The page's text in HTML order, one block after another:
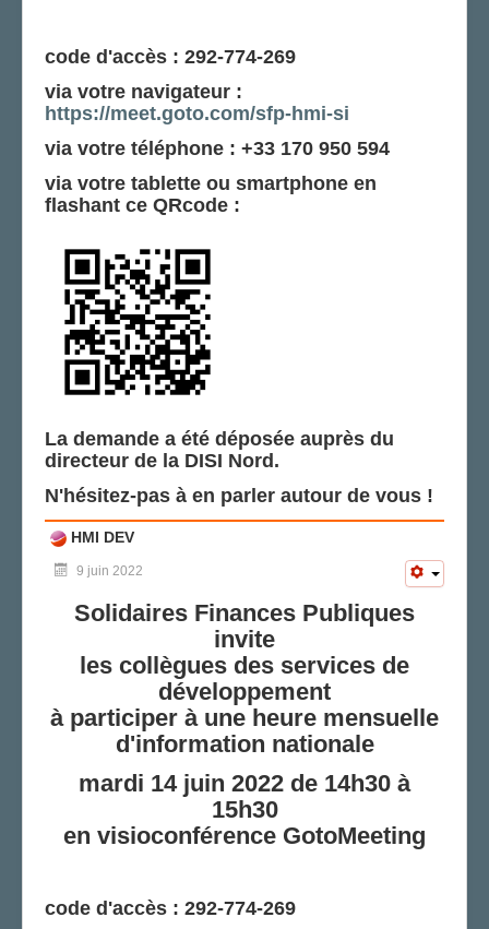
code d'accès : 292-774-269
via votre navigateur :
https://meet.goto.com/sfp-hmi-si
via votre téléphone : +33 170 950 594
via votre tablette ou smartphone en
flashant ce QRcode :
La demande a été déposée auprès du
directeur de la DISI Nord.
N'hésitez-pas à en parler autour de vous !
HMI DEV
9 juin 2022
Solidaires Finances Publiques
invite
les collègues des services de
développement
à participer à une heure mensuelle
d'information nationale
mardi 14 juin 2022 de 14h30 à
15h30
en visioconférence GotoMeeting
code d'accès : 292-774-269